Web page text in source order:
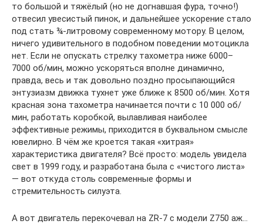
то большой и тяжёлый (но не догнавшая фура, точно!)
отвесил увесистый пинок, и дальнейшее ускорение стало
под стать ¾-литровому современному мотору. В целом,
ничего удивительного в подобном поведении мотоцикла
нет. Если не опускать стрелку тахометра ниже 6000–
7000 об/мин, можно ускоряться вполне динамично,
правда, весь и так довольно поздно просыпающийся
энтузиазм движка тухнет уже ближе к 8500 об/мин. Хотя
красная зона тахометра начинается почти с 10 000 об/
мин, работать коробкой, вылавливая наиболее
эффективные режимы, приходится в буквальном смысле
ювелирно. В чём же кроется такая «хитрая»
характеристика двигателя? Всё просто: модель увидела
свет в 1999 году, и разработана была с «чистого листа»
— вот откуда столь современные формы и
стремительность силуэта.
А вот двигатель перекочевал на ZR-7 с модели Z750 аж…